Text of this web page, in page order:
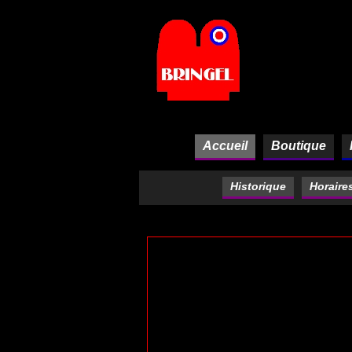
Accueil Boutique
Historique